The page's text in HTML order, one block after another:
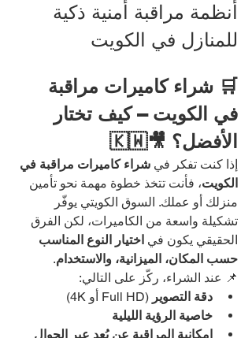
أنظمة مراقبة أمنية ذكية
للمنازل في الكويت
🛒 شراء كاميرات مراقبة
في الكويت – كيف تختار
الأفضل؟ 🎥🇰🇼
إذا كنت تفكر في شراء كاميرات مراقبة في
الكويت، فأنت تتخذ خطوة مهمة نحو تأمين
منزلك أو عملك. السوق الكويتي يوفّر
تشكيلة واسعة من الكاميرات، لكن الفرق
الحقيقي يكون في اختيار النوع المناسب
حسب المكان، الميزانية، والاستخدام.
📌 عند الشراء، ركّز على التالي:
دقة التصوير (Full HD أو 4K)
خاصية الرؤية الليلية
إمكانية المراقبة عن بُعد عبر الجوال